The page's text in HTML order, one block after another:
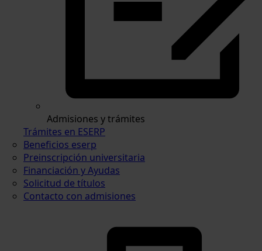
Admisiones y trámites
Trámites en ESERP
Beneficios eserp
Preinscripción universitaria
Financiación y Ayudas
Solicitud de títulos
Contacto con admisiones